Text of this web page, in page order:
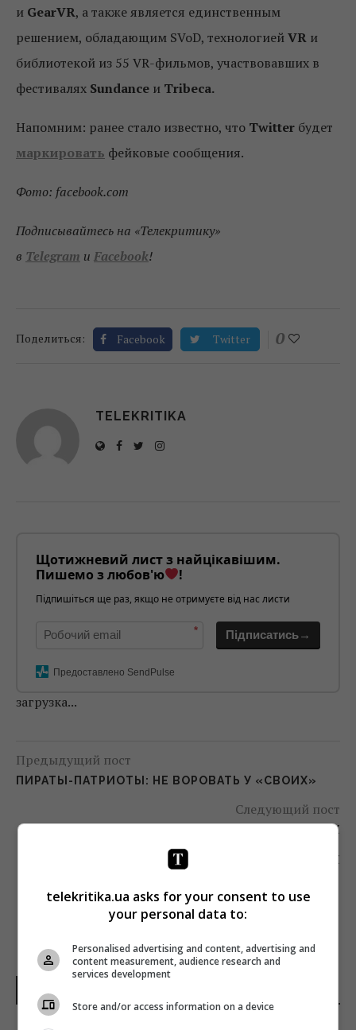
и GearVR, а также является единственным
решением, обладающим SVoD, технологиейVR и
библиотекой из 55 VR-фильмов, участвовавших в
фестивалях Sundance и Tribeca.
Напомним: ранее стало известно, что Twitter будет
маркировать фейковые сообщения.
Фото: facebook.com
Подписывайтесь на «Телекритику»
в Telegram и Facebook!
Поделиться: Facebook Twitter 0
TELEKRITIKA
Щотижневий лист з найцікавішим.
Пишемо з любов'ю
!
Підпишіться ще раз, якщо не отримуєте від нас листи
* Підписатись→
Предоставлено SendPulse
загрузка...
Предыдущий пост
ПИРАТЫ-ПАТРИОТЫ: НЕ ВОРОВАТЬ У «СВОИХ»
Следующий пост
ОГЛАШЕН КОНКУРС ДЛЯ УКРАИНСКИХ
NETWORK В КАННАХ
telekritika.ua asks for your consent to use
your personal data to:
Personalised advertising and content, advertising and
content measurement, audience research and
services development
Store and/or access information on a device